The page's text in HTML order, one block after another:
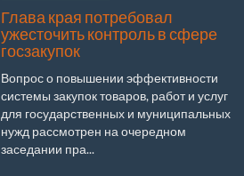
Глава края потребовал
ужесточить контроль в сфере
госзакупок
Вопрос о повышении эффективности
системы закупок товаров, работ и услуг
для государственных и муниципальных
нужд рассмотрен на очередном
заседании пра...